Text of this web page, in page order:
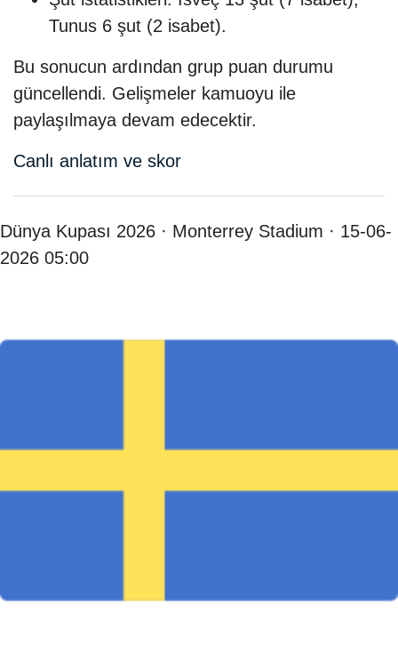
Tunus 6 şut (2 isabet).
Bu sonucun ardından grup puan durumu
güncellendi. Gelişmeler kamuoyu ile
paylaşılmaya devam edecektir.
Canlı anlatım ve skor
Dünya Kupası 2026 · Monterrey Stadium · 15-06-
2026 05:00